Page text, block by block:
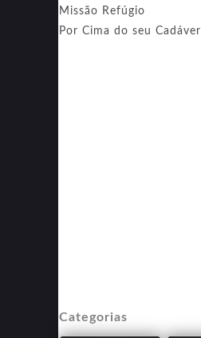
Missão Refúgio
Por Cima do seu Cadáver
Categorias